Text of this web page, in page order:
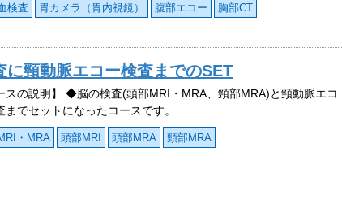
検査
胃カメラ（胃内視鏡） 腹部エコー 胸部CT
に頸動脈エコー検査までのSET
スの説明】 ◆脳の検査(頭部MRI・MRA、頸部MRA)と頸動脈エコ
までセットになったコースです。 ...
・MRA 頭部MRI 頭部MRA 頸部MRA